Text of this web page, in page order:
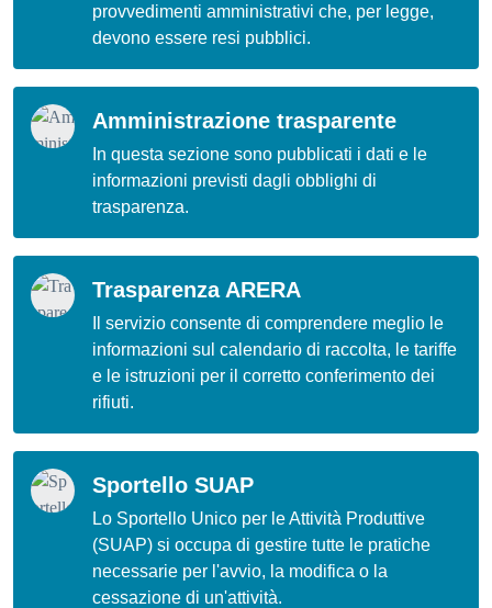
provvedimenti amministrativi che, per legge,
devono essere resi pubblici.
Amministrazione trasparente
In questa sezione sono pubblicati i dati e le
informazioni previsti dagli obblighi di
trasparenza.
Trasparenza ARERA
Il servizio consente di comprendere meglio le
informazioni sul calendario di raccolta, le tariffe
e le istruzioni per il corretto conferimento dei
rifiuti.
Sportello SUAP
Lo Sportello Unico per le Attività Produttive
(SUAP) si occupa di gestire tutte le pratiche
necessarie per l'avvio, la modifica o la
cessazione di un'attività.